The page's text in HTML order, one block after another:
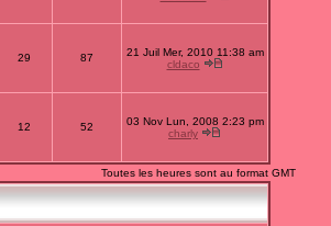
29 87
21 Juil Mer, 2010 11:38 am
cldaco
12 52
03 Nov Lun, 2008 2:23 pm
charly
Toutes les heures sont au format GMT